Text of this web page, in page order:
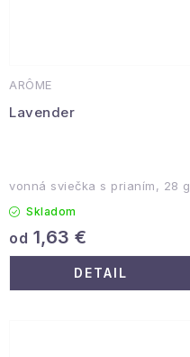
ARÔME
Lavender
vonná sviečka s prianím, 28 g
Skladom
od 1,63 €
DETAIL